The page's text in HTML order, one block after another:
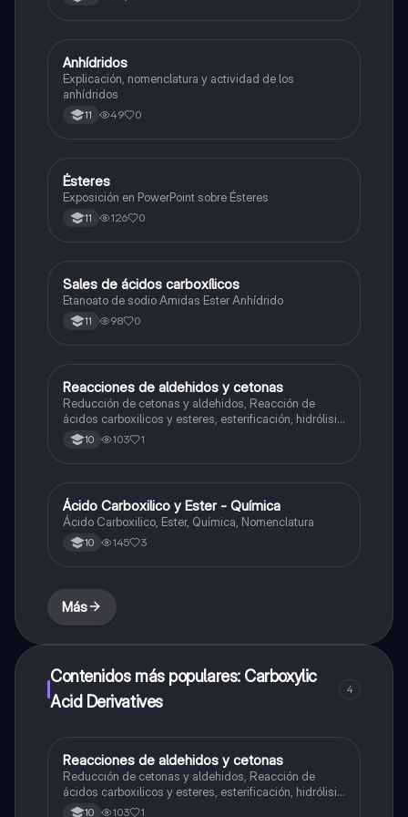
Química
Anhídridos
Explicación, nomenclatura y actividad de los
anhídridos
11 49 0
Química
Ésteres
Exposición en PowerPoint sobre Ésteres
11 126 0
Química
Sales de ácidos carboxílicos
Etanoato de sodio Amidas Ester Anhídrido
11 98 0
Química
Reacciones de aldehidos y cetonas
Reducción de cetonas y aldehidos, Reacción de
ácidos carboxilicos y esteres, esterificación, hidrólisis
ácida y básica
10 103 1
Química
Ácido Carboxilico y Ester - Química
Ácido Carboxilico, Ester, Química, Nomenclatura
10 145 3
Más
Contenidos más populares: Carboxylic
Acid Derivatives
4
Química
Reacciones de aldehidos y cetonas
Reducción de cetonas y aldehidos, Reacción de
ácidos carboxilicos y esteres, esterificación, hidrólisis
ácida y básica
10 103 1